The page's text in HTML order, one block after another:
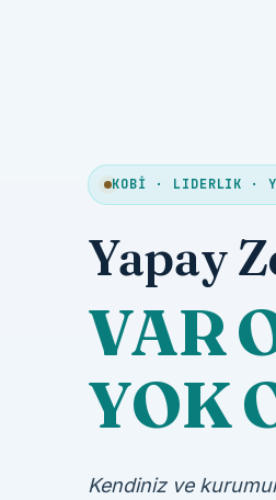
KOBİ · LIDERLIK ·
Yapay
VAR
YOK
Kendiniz ve